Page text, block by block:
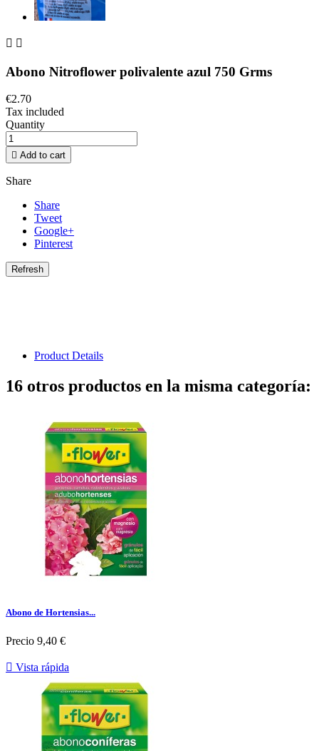
 
Abono Nitroflower polivalente azul 750 Grms
€2.70
Tax included
Quantity
 Add to cart
Share
Share
Tweet
Google+
Pinterest
Product Details
16 otros productos en la misma categoría:
Abono de Hortensias...
Precio 9,40 €
 Vista rápida